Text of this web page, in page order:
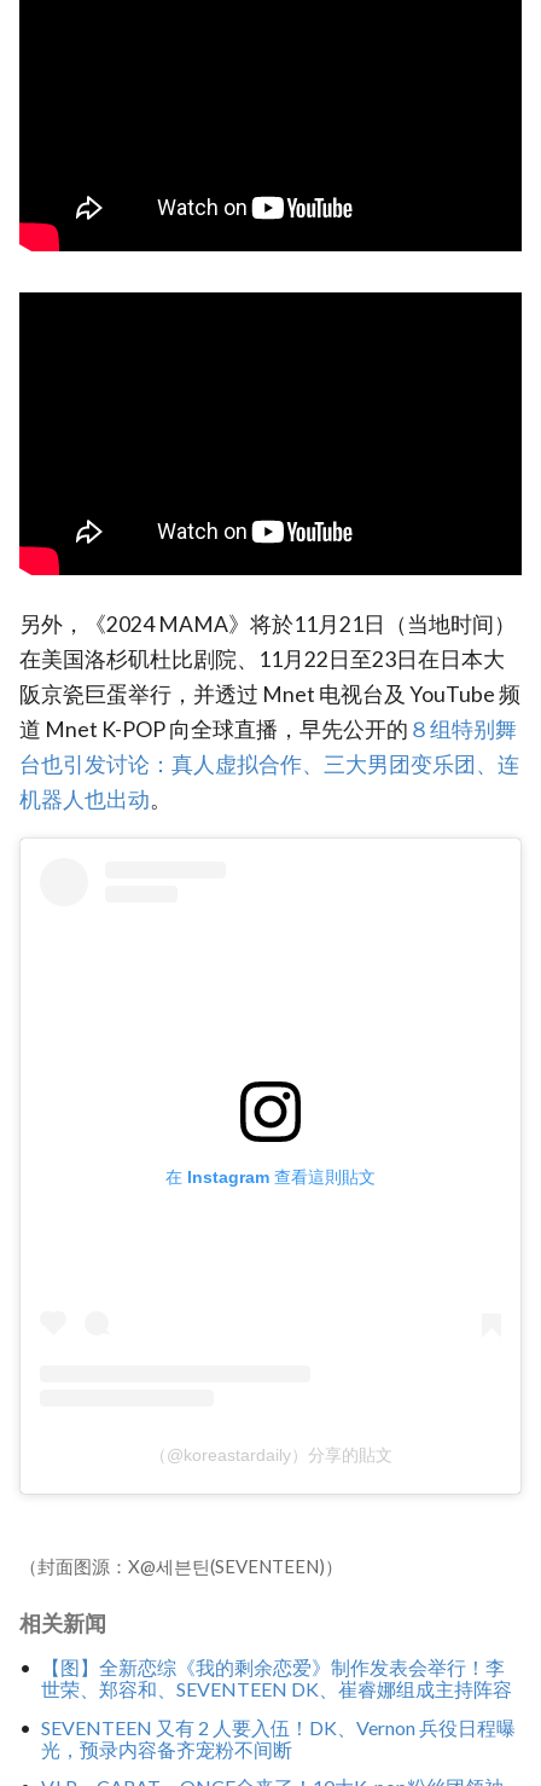
另外，《2024 MAMA》将於11月21日（当地时间）
在美国洛杉矶杜比剧院、11月22日至23日在日本大
阪京瓷巨蛋举行，并透过 Mnet 电视台及 YouTube 频
道 Mnet K-POP 向全球直播，早先公开的 ８组特别舞
台也引发讨论：真人虚拟合作、三大男团变乐团、连
机器人也出动。
在 Instagram 查看這則貼文
（@koreastardaily）分享的貼文
（封面图源：X@세븐틴(SEVENTEEN)）
相关新闻
【图】全新恋综《我的剩余恋爱》制作发表会举行！李
世荣、郑容和、SEVENTEEN DK、崔睿娜组成主持阵容
SEVENTEEN 又有 2 人要入伍！DK、Vernon 兵役日程曝
光，预录内容备齐宠粉不间断